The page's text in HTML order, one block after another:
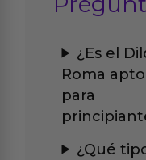
¿Es el
Roma apto
para
¿Qué